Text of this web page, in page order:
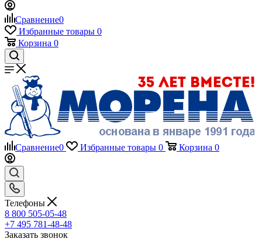
Сравнение0
Избранные товары 0
Корзина 0
Сравнение0 Избранные товары 0 Корзина 0
Телефоны
8 800 505-05-48
+7 495 781-48-48
Заказать звонок